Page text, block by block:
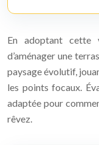
En adoptant cette
d’aménager une
paysage évolutif,
les points focaux.
adaptée pour
rêvez.